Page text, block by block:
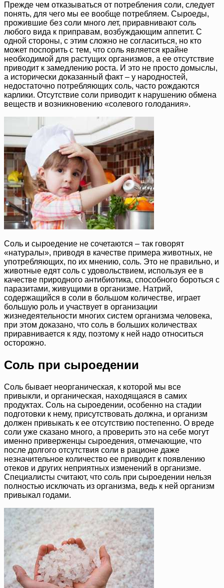
Прежде чем отказываться от потребления соли, следует
понять, для чего мы ее вообще потребляем. Сыроеды,
прожившие без соли много лет, приравнивают соль
любого вида к приправам, возбуждающим аппетит. С
одной стороны, с этим сложно не согласиться, но кто
может поспорить с тем, что соль является крайне
необходимой для растущих организмов, а ее отсутствие
приводит к замедлению роста. И это не просто домыслы,
а исторически доказанный факт – у народностей,
недостаточно потребляющих соль, часто рождаются
карлики. Отсутствие соли приводит к нарушению обмена
веществ и возникновению «солевого голодания».
Соль и сыроедение не сочетаются – так говорят
«натуралы», приводя в качестве примера животных, не
употребляющих, по их мнению, соль. Это не правильно, и
животные едят соль с удовольствием, используя ее в
качестве природного антибиотика, способного бороться с
паразитами, живущими в организме. Натрий,
содержащийся в соли в большом количестве, играет
большую роль и участвует в организации
жизнедеятельности многих систем организма человека,
при этом доказано, что соль в больших количествах
приравнивается к яду, поэтому к ней надо относиться
осторожно.
Соль при сыроедении
Соль бывает неорганическая, к которой мы все
привыкли, и органическая, находящаяся в самих
продуктах. Соль на сыроедении, особенно на стадии
подготовки к нему, присутствовать должна, и организм
должен привыкать к ее отсутствию постепенно. О вреде
соли уже сказано много, а проверить это на себе могут
именно приверженцы сыроедения, отмечающие, что
после долгого отсутствия соли в рационе даже
незначительное количество ее приводит к появлению
отеков и других неприятных изменений в организме.
Специалисты считают, что соль при сыроедении нельзя
полностью исключать из организма, ведь к ней организм
привыкал годами.